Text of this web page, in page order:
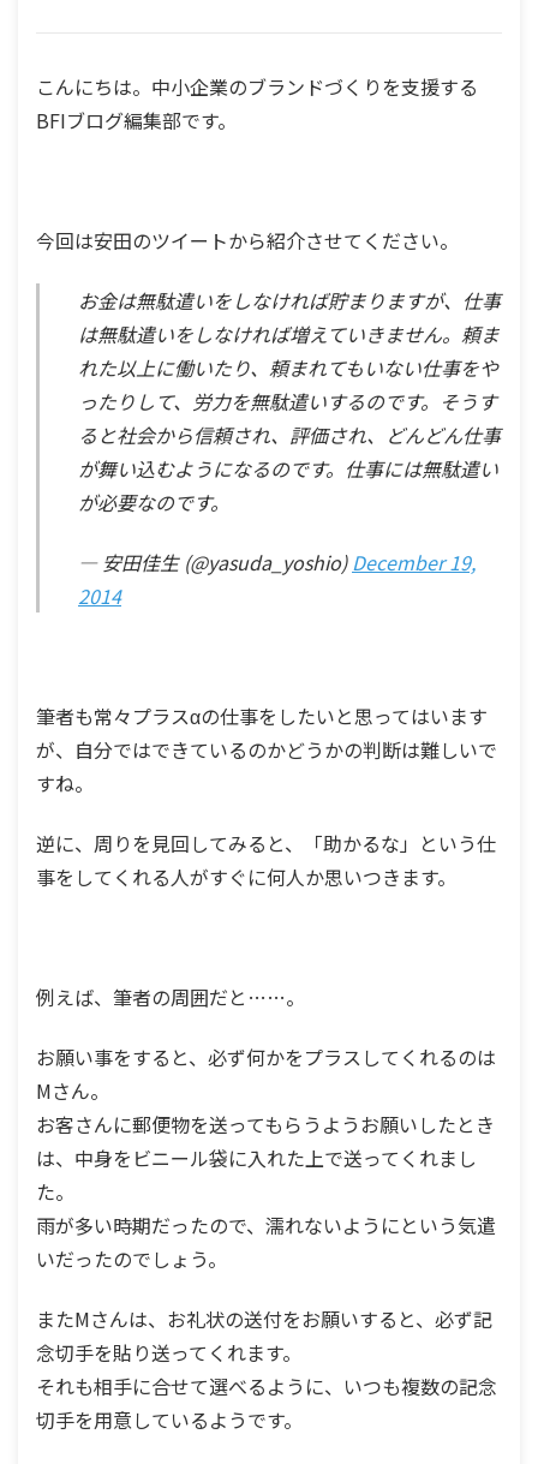
こんにちは。中小企業のブランドづくりを支援する
BFIブログ編集部です。
今回は安田のツイートから紹介させてください。
お金は無駄遣いをしなければ貯まりますが、仕事
は無駄遣いをしなければ増えていきません。頼ま
れた以上に働いたり、頼まれてもいない仕事をや
ったりして、労力を無駄遣いするのです。そうす
ると社会から信頼され、評価され、どんどん仕事
が舞い込むようになるのです。仕事には無駄遣い
が必要なのです。
— 安田佳生 (@yasuda_yoshio)December 19,
2014
筆者も常々プラスαの仕事をしたいと思ってはいます
が、自分ではできているのかどうかの判断は難しいで
すね。
逆に、周りを見回してみると、「助かるな」という仕
事をしてくれる人がすぐに何人か思いつきます。
例えば、筆者の周囲だと……。
お願い事をすると、必ず何かをプラスしてくれるのは
Mさん。
お客さんに郵便物を送ってもらうようお願いしたとき
は、中身をビニール袋に入れた上で送ってくれまし
た。
雨が多い時期だったので、濡れないようにという気遣
いだったのでしょう。
またMさんは、お礼状の送付をお願いすると、必ず記
念切手を貼り送ってくれます。
それも相手に合せて選べるように、いつも複数の記念
切手を用意しているようです。